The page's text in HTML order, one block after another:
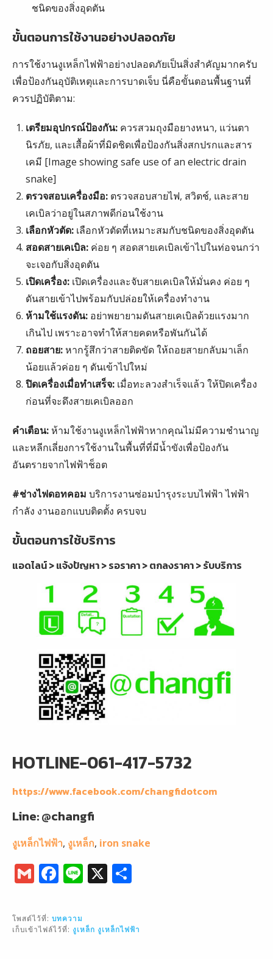
ชนิดของสิ่งอุดตัน
ขั้นตอนการใช้งานอย่างปลอดภัย
การใช้งานงูเหล็กไฟฟ้าอย่างปลอดภัยเป็นสิ่งสำคัญมากครับ
เพื่อป้องกันอุบัติเหตุและการบาดเจ็บ นี่คือขั้นตอนพื้นฐานที่
ควรปฏิบัติตาม:
เตรียมอุปกรณ์ป้องกัน: ควรสวมถุงมือยางหนา, แว่นตา
นิรภัย, และเสื้อผ้าที่มิดชิดเพื่อป้องกันสิ่งสกปรกและสาร
เคมี [Image showing safe use of an electric drain
snake]
ตรวจสอบเครื่องมือ: ตรวจสอบสายไฟ, สวิตช์, และสาย
เคเบิลว่าอยู่ในสภาพดีก่อนใช้งาน
เลือกหัวตัด: เลือกหัวตัดที่เหมาะสมกับชนิดของสิ่งอุดตัน
สอดสายเคเบิล: ค่อย ๆ สอดสายเคเบิลเข้าไปในท่อจนกว่า
จะเจอกับสิ่งอุดตัน
เปิดเครื่อง: เปิดเครื่องและจับสายเคเบิลให้มั่นคง ค่อย ๆ
ดันสายเข้าไปพร้อมกับปล่อยให้เครื่องทำงาน
ห้ามใช้แรงดัน: อย่าพยายามดันสายเคเบิลด้วยแรงมาก
เกินไป เพราะอาจทำให้สายคดหรือพันกันได้
ถอยสาย:หากรู้สึกว่าสายติดขัด ให้ถอยสายกลับมาเล็ก
น้อยแล้วค่อย ๆ ดันเข้าไปใหม่
ปิดเครื่องเมื่อทำเสร็จ: เมื่อทะลวงสำเร็จแล้ว ให้ปิดเครื่อง
ก่อนที่จะดึงสายเคเบิลออก
คำเตือน:ห้ามใช้งานงูเหล็กไฟฟ้าหากคุณไม่มีความชำนาญ
และหลีกเลี่ยงการใช้งานในพื้นที่ที่มีน้ำขังเพื่อป้องกัน
อันตรายจากไฟฟ้าช็อต
#ช่างไฟดอทคอม บริการงานซ่อมบำรุงระบบไฟฟ้า ไฟฟ้า
กำลัง งานออกแบบติดตั้ง ครบจบ
ขั้นตอนการใช้บริการ
แอดไลน์ > แจ้งปัญหา > รอราคา > ตกลงราคา > รับบริการ
HOTLINE-061-417-5732
https://www.facebook.com/changfidotcom
Line: @changfi
งูเหล็กไฟฟ้า, งูเหล็ก, iron snake
G
m
ai
l
F
a
c
e
Li
n
X
e
โพสต์ไว้ที่: บทความ
เก็บเข้าไฟล์ไว้ที่: งูเหล็ก งูเหล็กไฟฟ้า